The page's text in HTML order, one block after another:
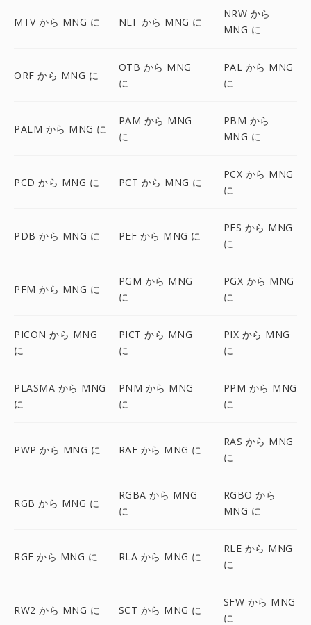
MTV から MNG に NEF から MNG に
NRW から
MNG に
ORF から MNG に
OTB から MNG
に
PAL から MNG
に
PALM から MNG に
PAM から MNG
に
PBM から
MNG に
PCD から MNG に PCT から MNG に
PCX から MNG
に
PDB から MNG に PEF から MNG に
PES から MNG
に
PFM から MNG に
PGM から MNG
に
PGX から MNG
に
PICON から MNG
に
PICT から MNG
に
PIX から MNG
に
PLASMA から MNG
に
PNM から MNG
に
PPM から MNG
に
PWP から MNG に RAF から MNG に
RAS から MNG
に
RGB から MNG に
RGBA から MNG
に
RGBO から
MNG に
RGF から MNG に RLA から MNG に
RLE から MNG
に
RW2 から MNG に SCT から MNG に
SFW から MNG
に